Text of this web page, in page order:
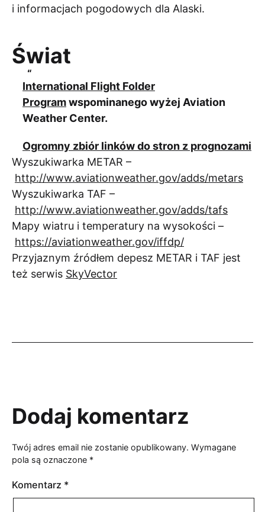
i informacjach pogodowych dla Alaski.
Świat
International Flight Folder
Programwspominanego wyżej Aviation
Weather Center.
Ogromny zbiór linków do stron z prognozami
Wyszukiwarka METAR –
http://www.aviationweather.gov/adds/metars
Wyszukiwarka TAF –
http://www.aviationweather.gov/adds/tafs
Mapy wiatru i temperatury na wysokości –
https://aviationweather.gov/iffdp/
Przyjaznym źródłem depesz METAR i TAF jest
też serwis SkyVector
Dodaj komentarz
Twój adres email nie zostanie opublikowany. Wymagane
pola są oznaczone *
Komentarz *